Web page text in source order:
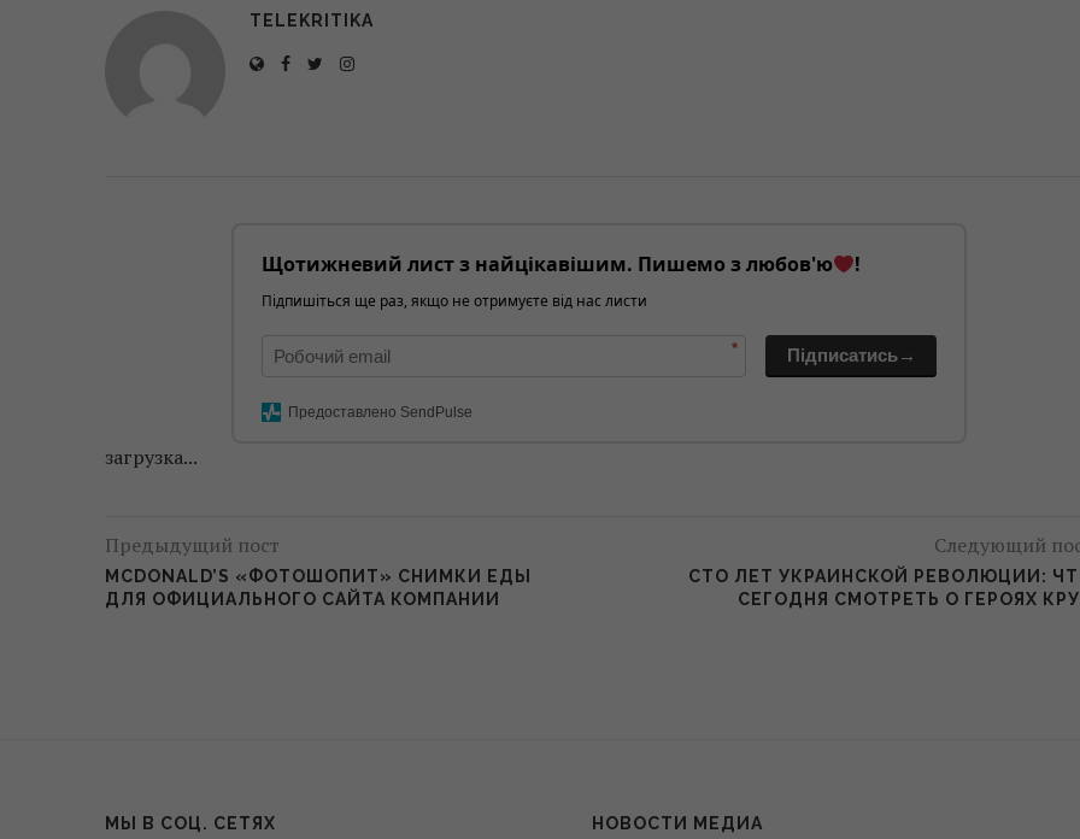
TELEKRITIKA
Щотижневий лист з найцікавішим. Пишемо з любов'ю !
Підпишіться ще раз, якщо не отримуєте від нас листи
* Підписатись→
Предоставлено SendPulse
загрузка...
Предыдущий пост
MCDONALD’S «ФОТОШОПИТ» СНИМКИ ЕДЫ
ДЛЯ ОФИЦИАЛЬНОГО САЙТА КОМПАНИИ
Следующий
СТО ЛЕТ УКРАИНСКОЙ РЕВОЛЮЦИИ:
СЕГОДНЯ СМОТРЕТЬ О ГЕРОЯХ
МЫ В СОЦ. СЕТЯХ НОВОСТИ МЕДИА